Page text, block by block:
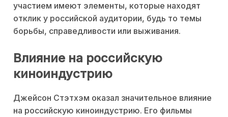
участием имеют элементы, которые находят
отклик у российской аудитории, будь то темы
борьбы, справедливости или выживания.
Влияние на российскую
киноиндустрию
Джейсон Стэтхэм оказал значительное влияние
на российскую киноиндустрию. Его фильмы